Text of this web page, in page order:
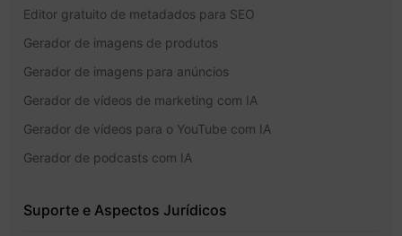
Editor gratuito de metadados para SEO
Gerador de imagens de produtos
Gerador de imagens para anúncios
Gerador de vídeos de marketing com IA
Gerador de vídeos para o YouTube com IA
Gerador de podcasts com IA
Suporte e Aspectos Jurídicos